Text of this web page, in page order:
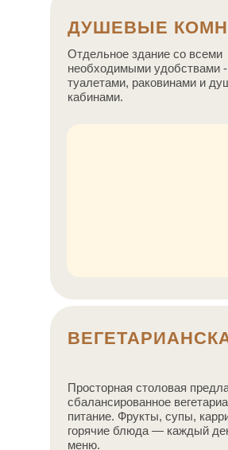
ДУШЕВЫЕ
Отдельное здание со всеми
необходимыми удобствами -
туалетами, раковинами и
кабинами.
Просторная столовая
сбалансированное
питание. Фрукты, супы,
горячие блюда — каждый
меню.